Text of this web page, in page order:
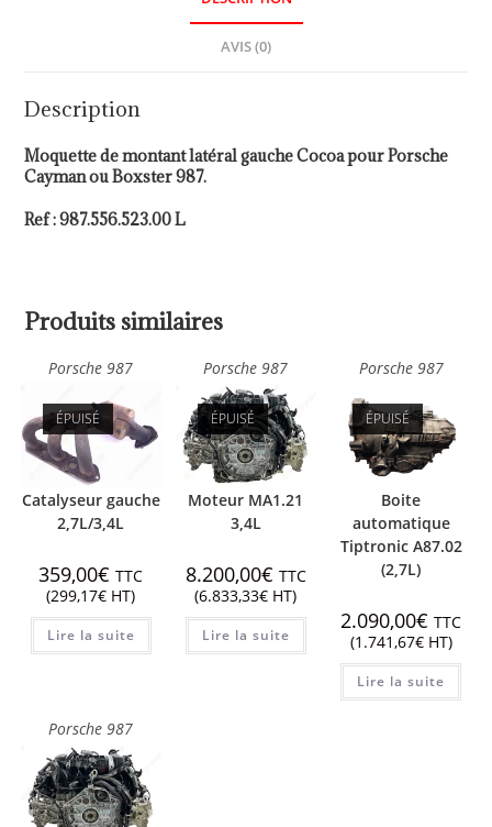
AVIS (0)
Description
Moquette de montant latéral gauche Cocoa pour Porsche
Cayman ou Boxster 987.
Ref : 987.556.523.00 L
Produits similaires
Porsche 987
ÉPUISÉ
Catalyseur gauche
2,7L/3,4L
359,00€ TTC
(299,17€ HT)
Lire la suite
Porsche 987
ÉPUISÉ
Moteur MA1.21
3,4L
8.200,00€ TTC
(6.833,33€ HT)
Lire la suite
Porsche 987
ÉPUISÉ
Boite
automatique
Tiptronic A87.02
(2,7L)
2.090,00€ TTC
(1.741,67€HT)
Lire la suite
Porsche 987